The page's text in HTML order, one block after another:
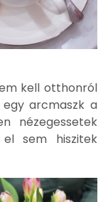
kell otthonról
egy arcmaszk a
nézegessetek
sem hiszitek